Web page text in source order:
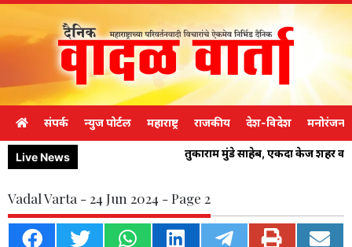
संपर्क न्युज पोर्टल महाराष्ट्र राजकीय देश-विदेश मनोरंजन
Live News तुकाराम मुंडे साहेब, एकदा केज शहर व
Vadal Varta - 24 Jun 2024 - Page 2